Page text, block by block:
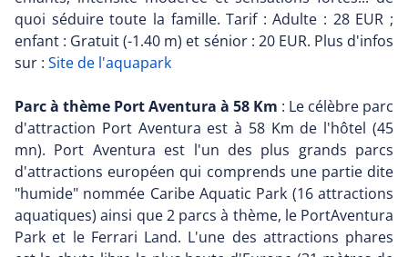
quoi séduire toute la famille. Tarif : Adulte : 28 EUR ;
enfant : Gratuit (-1.40 m) et sénior : 20 EUR. Plus d'infos
sur : Site de l'aquapark
Parc à thème Port Aventura à 58 Km : Le célèbre parc
d'attraction Port Aventura est à 58 Km de l'hôtel (45
mn). Port Aventura est l'un des plus grands parcs
d'attractions européen qui comprends une partie dite
"humide" nommée Caribe Aquatic Park (16 attractions
aquatiques) ainsi que 2 parcs à thème, le PortAventura
Park et le Ferrari Land. L'une des attractions phares